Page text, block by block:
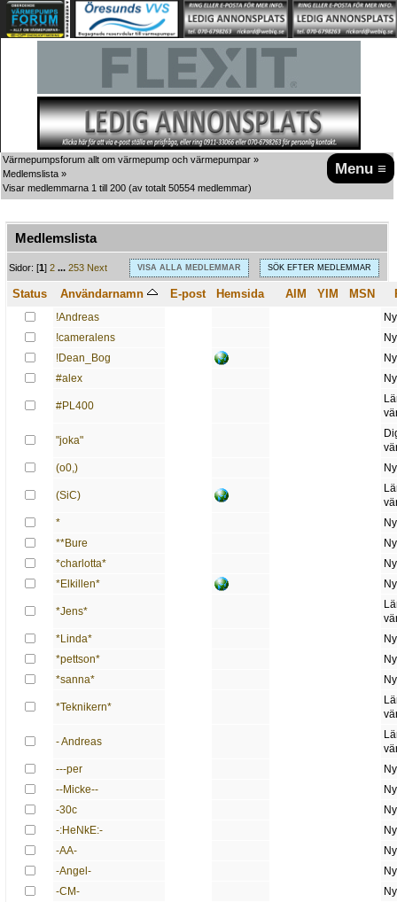
Menu ≡
Värmepumpsforum allt om värmepump och värmepumpar »
Medlemslista »
Visar medlemmarna 1 till 200 (av totalt 50554 medlemmar)
Medlemslista
A
B C D E G H J K L M N O P Q R S T U V W X Y Z
VISA ALLA MEDLEMMAR SÖK EFTER MEDLEMMAR
Sidor: [1]2 ...253 Next
Status Användarnamn E-post Hemsida AIM YIM MSN
!Andreas
!cameralens
!Dean_Bog
#alex
#PL400
"joka"
(o0,)
(SiC)
*
**Bure
*charlotta*
*Elkillen*
*Jens*
*Linda*
*pettson*
*sanna*
*Teknikern*
- Andreas
---per
--Micke--
-30c
-:HeNkE:-
-AA-
-Angel-
-CM-